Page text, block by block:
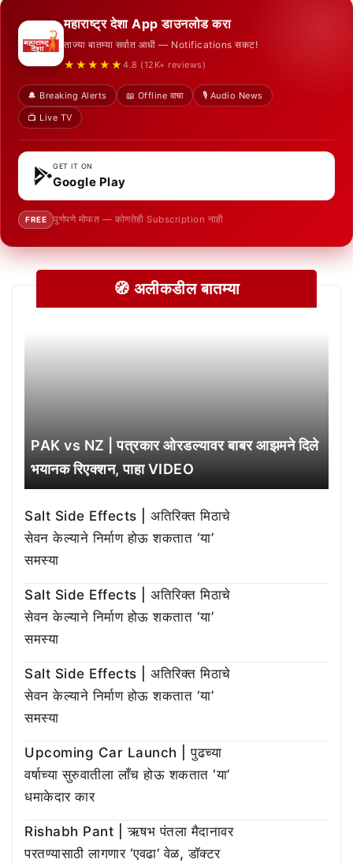
महाराष्ट्र देशा App डाउनलोड करा
ताज्या बातम्या सर्वात आधी — Notifications सकट!
★★★★★ 4.8 (12K+ reviews)
🔔 Breaking Alerts 📖 Offline वाचा
🎙️ Audio News
📺 Live TV
GET IT ON
Google Play
FREE पूर्णपणे मोफत — कोणतेही Subscription नाही
🧭 अलीकडील बातम्या
PAK vs NZ | पत्रकार ओरडल्यावर बाबर आझमने दिले
भयानक रिएक्शन, पाहा VIDEO
Salt Side Effects | अतिरिक्त मिठाचे
सेवन केल्याने निर्माण होऊ शकतात ‘या’
समस्या
Salt Side Effects | अतिरिक्त मिठाचे
सेवन केल्याने निर्माण होऊ शकतात ‘या’
समस्या
Salt Side Effects | अतिरिक्त मिठाचे
सेवन केल्याने निर्माण होऊ शकतात ‘या’
समस्या
Upcoming Car Launch | पुढच्या
वर्षाच्या सुरुवातीला लाँच होऊ शकतात ‘या’
धमाकेदार कार
Rishabh Pant | ऋषभ पंतला मैदानावर
परतण्यासाठी लागणार ‘एवढा’ वेळ, डॉक्टर